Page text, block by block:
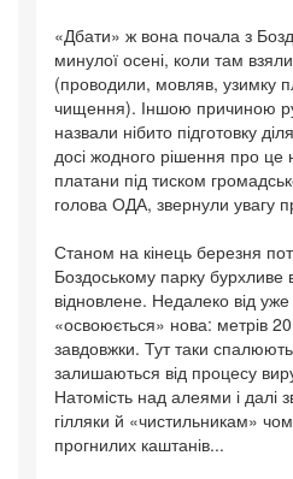
«Дбати» ж вона почала з
минулої осені, коли там
(проводили, мовляв, узимку
чищення). Іншою причиною
назвали нібито підготовку
досі жодного рішення про це
платани під тиском
голова ОДА, звернули увагу
Станом на кінець березня
Боздоському парку бурхливе
відновлене. Недалеко від уже
«освоюється» нова: метрів
завдовжки. Тут таки
залишаються від процесу
Натомість над алеями і далі
гілляки й «чистильникам»
прогнилих каштанів...